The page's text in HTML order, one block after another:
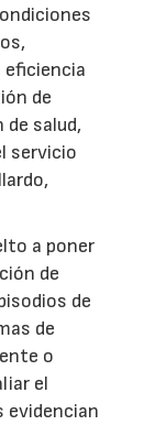
eficiencia
de
salud,
servicio
a poner
de
de
de
o
el
evidencian